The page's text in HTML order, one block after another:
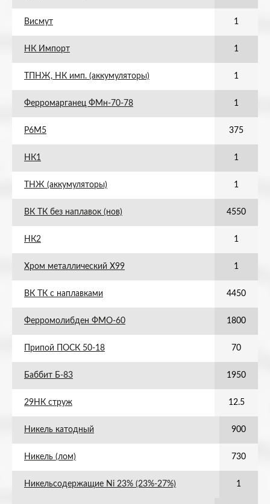
Висмут 1
НК Импорт 1
ТПНЖ, НК имп. (аккумуляторы) 1
Ферромарганец ФМн-70-78 1
Р6М5 375
НК1 1
ТНЖ (аккумуляторы) 1
ВК ТК без наплавок (нов) 4550
НК2 1
Хром металлический Х99 1
ВК ТК с наплавками 4450
Ферромолибден ФМО-60 1800
Припой ПОСК 50-18 70
Баббит Б-83 1950
29НК струж 12.5
Никель катодный 900
Никель (лом) 730
Никельсодержащие Ni 23% (23%-27%) 1